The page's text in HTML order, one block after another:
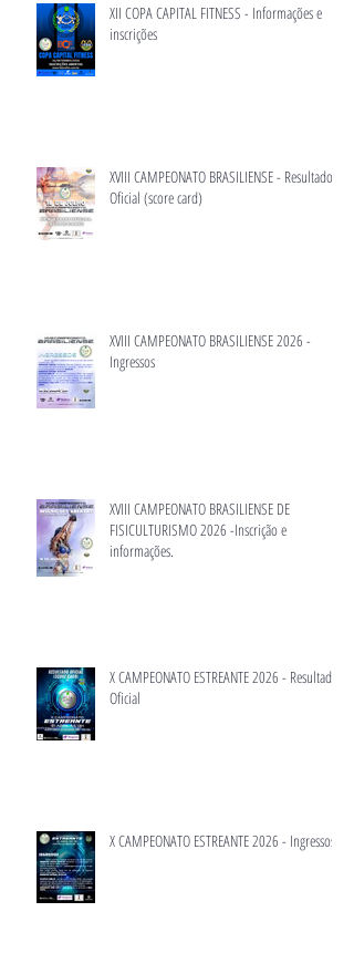
XII COPA CAPITAL FITNESS - Informações e
inscrições
XVIII CAMPEONATO BRASILIENSE - Resultado
Oficial (score card)
XVIII CAMPEONATO BRASILIENSE 2026 -
Ingressos
XVIII CAMPEONATO BRASILIENSE DE
FISICULTURISMO 2026 -Inscrição e
informações.
X CAMPEONATO ESTREANTE 2026 - Resultado
Oficial
X CAMPEONATO ESTREANTE 2026 - Ingressos